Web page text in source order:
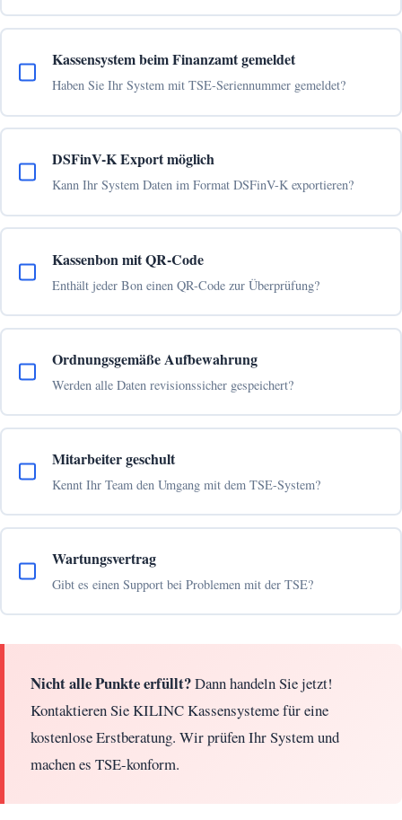
Kassensystem beim Finanzamt gemeldet
Haben Sie Ihr System mit TSE-Seriennummer gemeldet?
DSFinV-K Export möglich
Kann Ihr System Daten im Format DSFinV-K exportieren?
Kassenbon mit QR-Code
Enthält jeder Bon einen QR-Code zur Überprüfung?
Ordnungsgemäße Aufbewahrung
Werden alle Daten revisionssicher gespeichert?
Mitarbeiter geschult
Kennt Ihr Team den Umgang mit dem TSE-System?
Wartungsvertrag
Gibt es einen Support bei Problemen mit der TSE?
Nicht alle Punkte erfüllt?Dann handeln Sie jetzt!
Kontaktieren Sie KILINC Kassensysteme für eine
kostenlose Erstberatung. Wir prüfen Ihr System und
machen es TSE-konform.